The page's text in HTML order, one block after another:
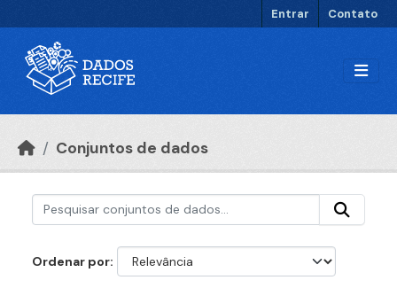
Entrar Contato
Conjuntos de dados
Ordenar por